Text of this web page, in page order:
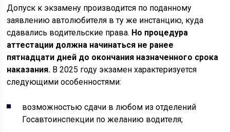
Допуск к экзамену производится по поданному
заявлению автолюбителя в ту же инстанцию, куда
сдавались водительские права. Но процедура
аттестации должна начинаться не ранее
пятнадцати дней до окончания назначенного срока
наказания. В 2025 году экзамен характеризуется
следующими особенностями:
возможностью сдачи в любом из отделений
Госавтоинспекции по желанию водителя;